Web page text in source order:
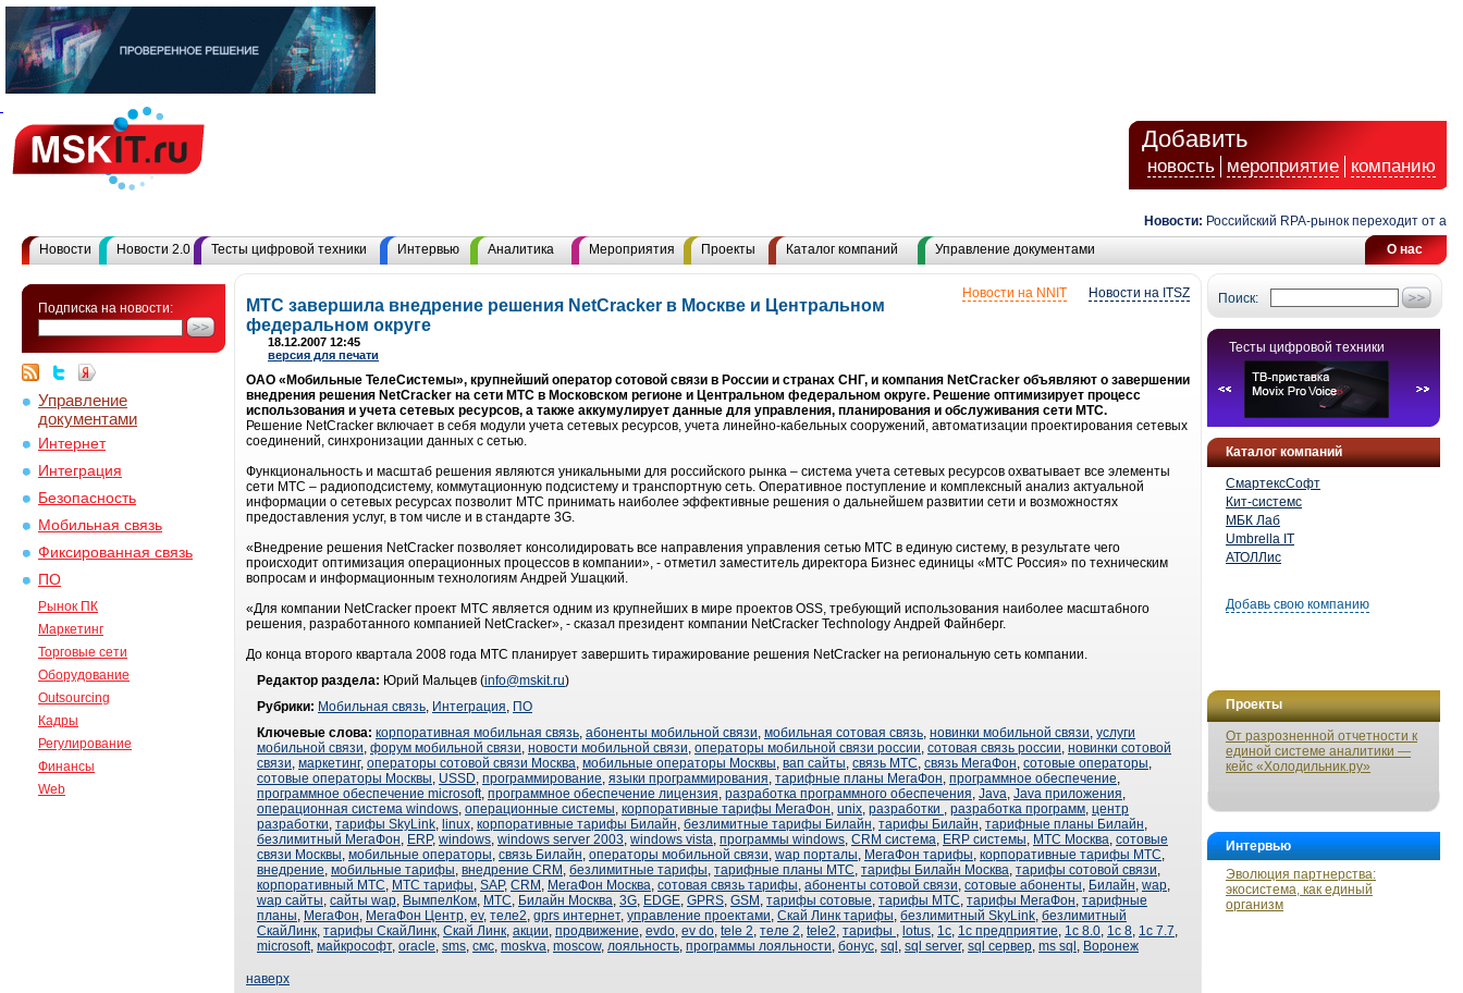
Добавить
новость мероприятие компанию
Новости: Российский RPA-рынок переходит от
О нас
Новости Новости 2.0 Тесты цифровой техники Интервью Аналитика Мероприятия Проекты Каталог компаний Управление документами
Подписка на новости:
Управление
документами
Интернет
Интеграция
Безопасность
Мобильная связь
Фиксированная связь
ПО
Рынок ПК
Маркетинг
Торговые сети
Оборудование
Outsourcing
Кадры
Регулирование
Финансы
Web
Поиск:
Тесты цифровой техники
Каталог компаний
СмартексСофт
Кит-системс
МБК Лаб
Umbrella IT
АТОЛЛис
Добавь свою компанию
Проекты
От разрозненной отчетности к
единой системе аналитики —
кейс «Холодильник.ру»
Интервью
Эволюция партнерства:
экосистема, как единый
организм
Новости на ITSZ
Новости на NNIT
МТС завершила внедрение решения NetCracker в Москве и Центральном
федеральном округе
18.12.2007 12:45
версия для печати
ОАО «Мобильные ТелеCистемы», крупнейший оператор сотовой связи в России и странах СНГ, и компания NetCracker объявляют о завершении
внедрения решения NetCracker на сети МТС в Московском регионе и Центральном федеральном округе. Решение оптимизирует процесс
использования и учета сетевых ресурсов, а также аккумулирует данные для управления, планирования и обслуживания сети МТС.
Решение NetCracker включает в себя модули учета сетевых ресурсов, учета линейно-кабельных сооружений, автоматизации проектирования сетевых
соединений, синхронизации данных с сетью.
Функциональность и масштаб решения являются уникальными для российского рынка – система учета сетевых ресурсов охватывает все элементы
сети МТС – радиоподсистему, коммутационную подсистему и транспортную сеть. Оперативное поступление и комплексный анализ актуальной
информации о сетевых ресурсах позволит МТС принимать наиболее эффективные решения о дальнейшем развитии сети и возможностях
предоставления услуг, в том числе и в стандарте 3G.
«Внедрение решения NetCracker позволяет консолидировать все направления управления сетью МТС в единую систему, в результате чего
происходит оптимизация операционных процессов в компании», - отметил заместитель директора Бизнес единицы «МТС Россия» по техническим
вопросам и информационным технологиям Андрей Ушацкий.
«Для компании NetCracker проект МТС является одним из крупнейших в мире проектов OSS, требующий использования наиболее масштабного
решения, разработанного компанией NetCracker», - сказал президент компании NetCracker Technology Андрей Файнберг.
До конца второго квартала 2008 года МТС планирует завершить тиражирование решения NetCracker на региональную сеть компании.
Редактор раздела: Юрий Мальцев (info@mskit.ru)
Рубрики: Мобильная связь, Интеграция, ПО
Ключевые слова: корпоративная мобильная связь, абоненты мобильной связи, мобильная сотовая связь, новинки мобильной связи, услуги
мобильной связи, форум мобильной связи, новости мобильной связи, операторы мобильной связи россии, сотовая связь россии, новинки сотовой
связи, маркетинг, операторы сотовой связи Москва, мобильные операторы Москвы, вап сайты, связь МТС, связь МегаФон, сотовые операторы,
сотовые операторы Москвы, USSD, программирование, языки программирования, тарифные планы МегаФон, программное обеспечение,
программное обеспечение microsoft, программное обеспечение лицензия, разработка программного обеспечения, Java, Java приложения,
операционная система windows, операционные системы, корпоративные тарифы МегаФон, unix, разработки , разработка программ, центр
разработки, тарифы SkyLink, linux, корпоративные тарифы Билайн, безлимитные тарифы Билайн, тарифы Билайн, тарифные планы Билайн,
безлимитный МегаФон, ERP, windows, windows server 2003, windows vista, программы windows, CRM система, ERP системы, МТС Москва, сотовые
связи Москвы, мобильные операторы, связь Билайн, операторы мобильной связи, wap порталы, МегаФон тарифы, корпоративные тарифы МТС,
внедрение, мобильные тарифы, внедрение CRM , безлимитные тарифы, тарифные планы МТС, тарифы Билайн Москва, тарифы сотовой связи,
корпоративный МТС, МТС тарифы, SAP, CRM , МегаФон Москва, сотовая связь тарифы, абоненты сотовой связи, сотовые абоненты, Билайн, wap,
wap сайты, сайты wap, ВымпелКом, МТС, Билайн Москва, 3G, EDGE, GPRS, GSM , тарифы сотовые, тарифы МТС, тарифы МегаФон, тарифные
планы, МегаФон, МегаФон Центр, ev, теле2, gprs интернет, управление проектами, Скай Линк тарифы, безлимитный SkyLink, безлимитный
СкайЛинк, тарифы СкайЛинк, Скай Линк, акции, продвижение, evdo, ev do, tele 2, теле 2, tele2, тарифы , lotus, 1с, 1с предприятие, 1с 8.0, 1с 8, 1с 7.7,
microsoft, майкрософт, oracle, sms, смс, moskva, moscow, лояльность, программы лояльности, бонус, sql , sql server, sql сервер, ms sql , Воронеж
наверх